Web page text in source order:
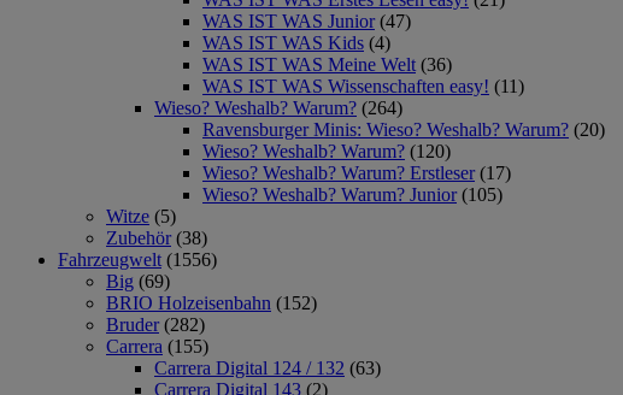
WAS IST WAS Junior (47)
WAS IST WAS Kids (4)
WAS IST WAS Meine Welt (36)
WAS IST WAS Wissenschaften easy! (11)
Wieso? Weshalb? Warum? (264)
Ravensburger Minis: Wieso? Weshalb? Warum? (20)
Wieso? Weshalb? Warum? (120)
Wieso? Weshalb? Warum? Erstleser (17)
Wieso? Weshalb? Warum? Junior (105)
Witze (5)
Zubehör (38)
Fahrzeugwelt (1556)
Big (69)
BRIO Holzeisenbahn (152)
Bruder (282)
Carrera (155)
Carrera Digital 124 / 132 (63)
Carrera Digital 143 (2)